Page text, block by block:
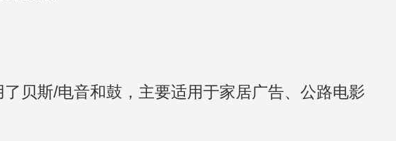
贝斯/电音和鼓，主要适用于家居广告、公路电影